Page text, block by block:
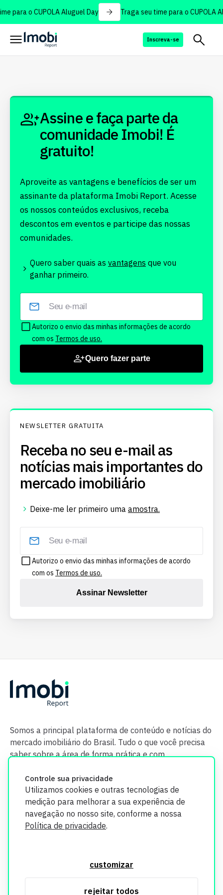
para o CUPOLA Aluguel Day Traga seu time para o CUPOLA
Inscreva-se
Controle sua privacidade
Utilizamos cookies e outras tecnologias de
medição para melhorar a sua experiência de
navegação no nosso site, conforme a nossa
Política de privacidade.
customizar
rejeitar todos
Assine e faça parte da
comunidade Imobi! É
gratuito!
Aproveite as vantagens e benefícios de ser um
assinante da plataforma Imobi Report. Acesse
os nossos conteúdos exclusivos, receba
descontos em eventos e participe das nossas
comunidades.
Quero saber quais as vantagens que vou
ganhar primeiro.
Autorizo o envio das minhas informações de acordo
com os Termos de uso.
Quero fazer parte
NEWSLETTER GRATUITA
Receba no seu e-mail as
notícias mais importantes do
mercado imobiliário
Deixe-me ler primeiro uma amostra.
Autorizo o envio das minhas informações de acordo
com os Termos de uso.
Assinar Newsletter
Somos a principal plataforma de conteúdo e notícias do
mercado imobiliário do Brasil. Tudo o que você precisa
saber sobre a área de forma prática e com
segurança. Todos os dados coletados em nosso site são
utilizados exclusivamente para fins de aprimoramento de
informações, consulte nossa Política de Privacidade.